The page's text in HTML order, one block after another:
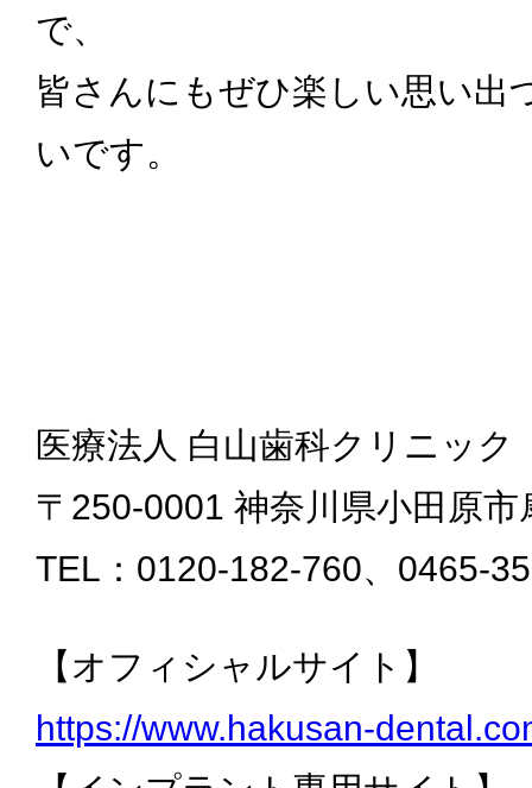
で、
皆さんにもぜひ楽しい思い出
いです。
医療法人 白山歯科クリニック
〒250-0001 神奈川県小田原市
TEL：0120-182-760、0465-
【オフィシャルサイト】
https://www.hakusan-